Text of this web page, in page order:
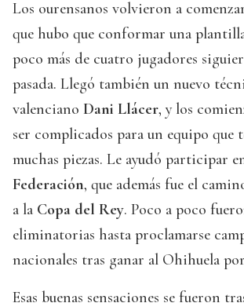
Los ourensanos volvieron a
que hubo que conformar una
poco más de cuatro jugadores
pasada. Llegó también un nuevo
valenciano Dani Llácer, y los
ser complicados para un equipo que
muchas piezas. Le ayudó participar
Federación, que además fue el
a la Copa del Rey. Poco a poco
eliminatorias hasta proclamarse
nacionales tras ganar al Ohihuela
Esas buenas sensaciones se fueron